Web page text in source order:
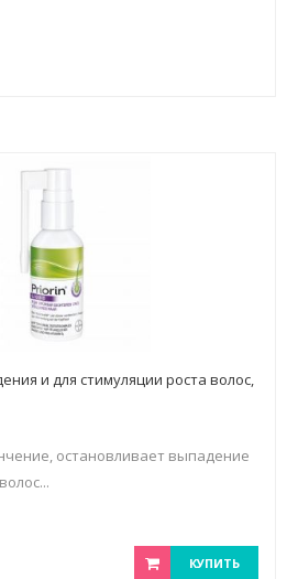
и для стимуляции роста волос,
остановливает выпадение
КУПИТЬ